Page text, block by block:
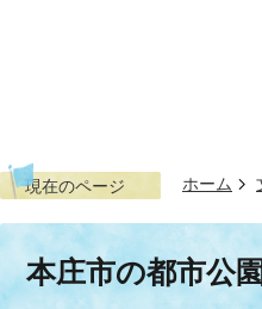
現在のページ ホーム
本庄市の都市公